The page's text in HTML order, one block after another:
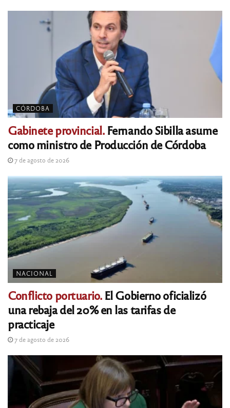
CÓRDOBA
Gabinete provincial.Fernando Sibilla asume
como ministro de Producción de Córdoba
7 de agosto de 2026
NACIONAL
Conflicto portuario.El Gobierno oficializó
una rebaja del 20% en las tarifas de
practicaje
7 de agosto de 2026